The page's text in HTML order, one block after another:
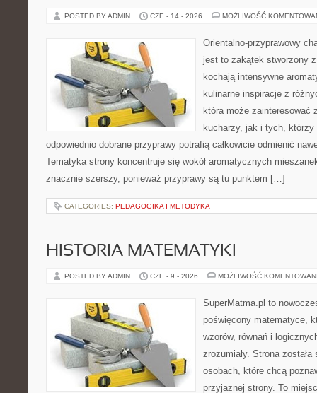
POSTED BY ADMIN CZE - 14 - 2026 MOŻLIWOŚĆ
Orientalno-przyprawowy
jest to zakątek stworzony
kochają intensywne
kulinarne inspiracje z
która może zainteresować
kucharzy, jak i tych, którzy
odpowiednio dobrane przyprawy potrafią całkowicie odmienić
Tematyka strony koncentruje się wokół aromatycznych
znacznie szerszy, ponieważ przyprawy są tu punktem […]
CATEGORIES: PEDAGOGIKA I METODYKA
HISTORIA MATEMATYKI
POSTED BY ADMIN CZE - 9 - 2026 MOŻLIWOŚĆ
SuperMatma.pl to
poświęcony matematyce,
wzorów, równań i
zrozumiały. Strona
osobach, które chcą
przyjaznej strony. To